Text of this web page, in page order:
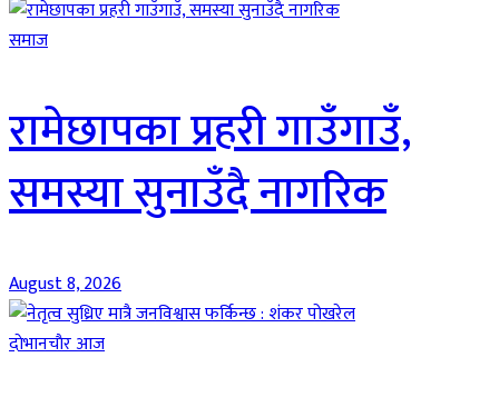
समाज
रामेछापका प्रहरी गाउँगाउँ,
समस्या सुनाउँदै नागरिक
August 8, 2026
दाेभानचाैर आज